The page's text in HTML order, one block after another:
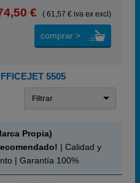
€ ( 61,57 € iva ex excl)
comprar >
5505
Filtrar
Propia)
| Calidad y
| Garantía 100%